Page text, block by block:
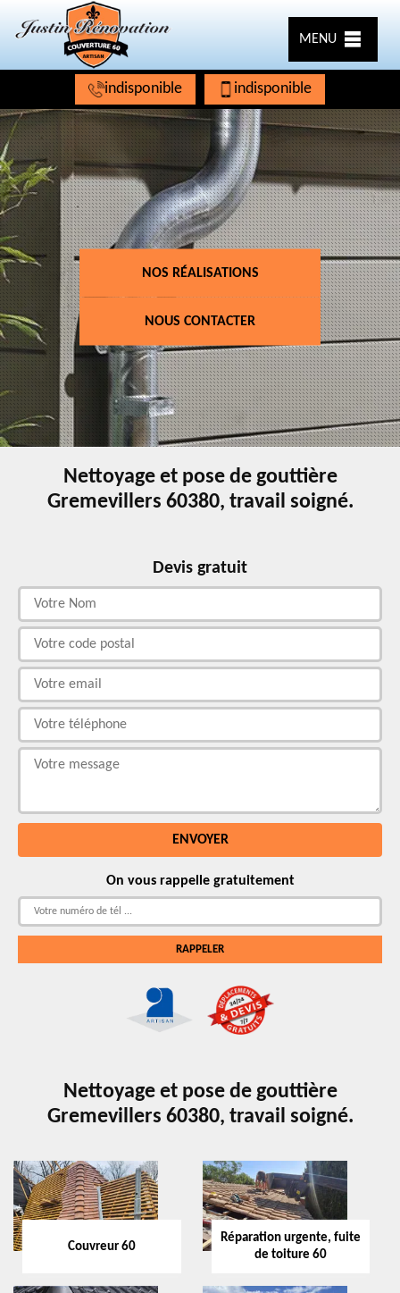
MENU
indisponible indisponible
NOS RÉALISATIONS
NOUS CONTACTER
Nettoyage et pose de gouttière
Gremevillers 60380, travail soigné.
Devis gratuit
On vous rappelle gratuitement
Nettoyage et pose de gouttière
Gremevillers 60380, travail soigné.
Couvreur 60
Réparation urgente, fuite
de toiture 60